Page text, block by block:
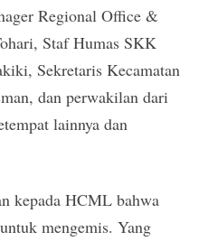
Regional Office &
Staf Humas SKK
Sekretaris Kecamatan
dan perwakilan dari
lainnya dan
kepada HCML bahwa
mengemis. Yang